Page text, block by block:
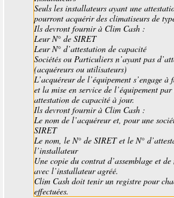
Seuls les installateurs ayant une
pourront acquérir des climatiseurs de
Ils devront fournir à Clim Cash :
Leur N° de SIRET
Leur N° d’attestation de capacité
Sociétés ou Particuliers n’ayant pas
(acquéreurs ou utilisateurs)
L’acquéreur de l’équipement s’engage
et la mise en service de l’équipement
attestation de capacité à jour.
Ils devront fournir à Clim Cash :
Le nom de l’acquéreur et, pour une
SIRET
Le nom, le N° de SIRET et le N°
l’installateur
Une copie du contrat d’assemblage et
avec l’installateur agréé.
Clim Cash doit tenir un registre pour
effectuées.